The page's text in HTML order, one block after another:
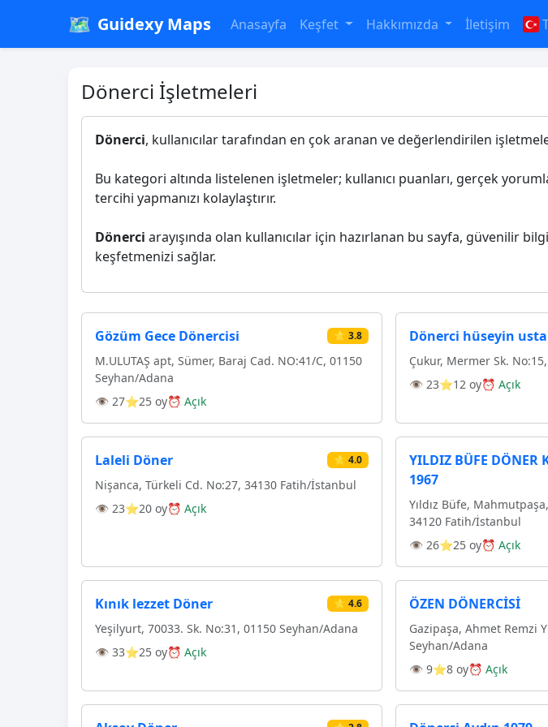
🗺️ Guidexy Maps Anasayfa Keşfet Hakkımızda İletişim
Dönerci İşletmeleri
Dönerci, kullanıcılar tarafından en çok aranan ve değerlendirilen
Bu kategori altında listelenen işletmeler; kullanıcı puanları, gerçek
tercihi yapmanızı kolaylaştırır.
Dönerci arayışında olan kullanıcılar için hazırlanan bu sayfa, güvenilir
keşfetmenizi sağlar.
Gözüm Gece Dönercisi ⭐ 3.8
M.ULUTAŞ apt, Sümer, Baraj Cad. NO:41/C, 01150
Seyhan/Adana
👁 27⭐25 oy⏰ Açık
Dönerci hüseyin usta
Çukur, Mermer Sk.
👁 23⭐12 oy⏰ Açık
Laleli Döner ⭐ 4.0
Nişanca, Türkeli Cd. No:27, 34130 Fatih/İstanbul
👁 23⭐20 oy⏰ Açık
YILDIZ BÜFE DÖNER
1967
Yıldız Büfe,
34120 Fatih/İstanbul
👁 26⭐25 oy⏰ Açık
Kınık lezzet Döner ⭐ 4.6
Yeşilyurt, 70033. Sk. No:31, 01150 Seyhan/Adana
👁 33⭐25 oy⏰ Açık
ÖZEN DÖNERCİSİ
Gazipaşa, Ahmet Remzi
Seyhan/Adana
👁 9⭐8 oy⏰ Açık